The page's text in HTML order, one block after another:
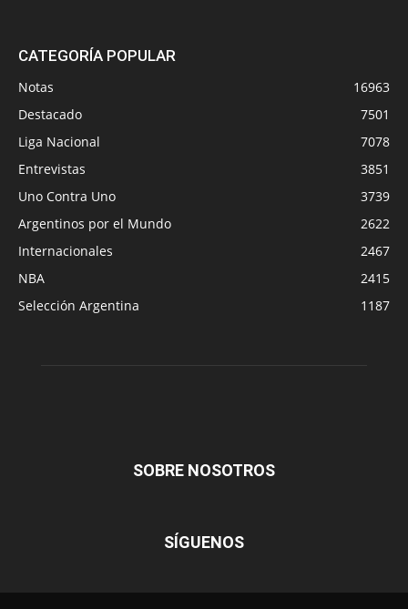
CATEGORÍA POPULAR
Notas
16963
Destacado
7501
Liga Nacional
7078
Entrevistas
3851
Uno Contra Uno
3739
Argentinos por el Mundo
2622
Internacionales
2467
NBA
2415
Selección Argentina
1187
SOBRE NOSOTROS
SÍGUENOS